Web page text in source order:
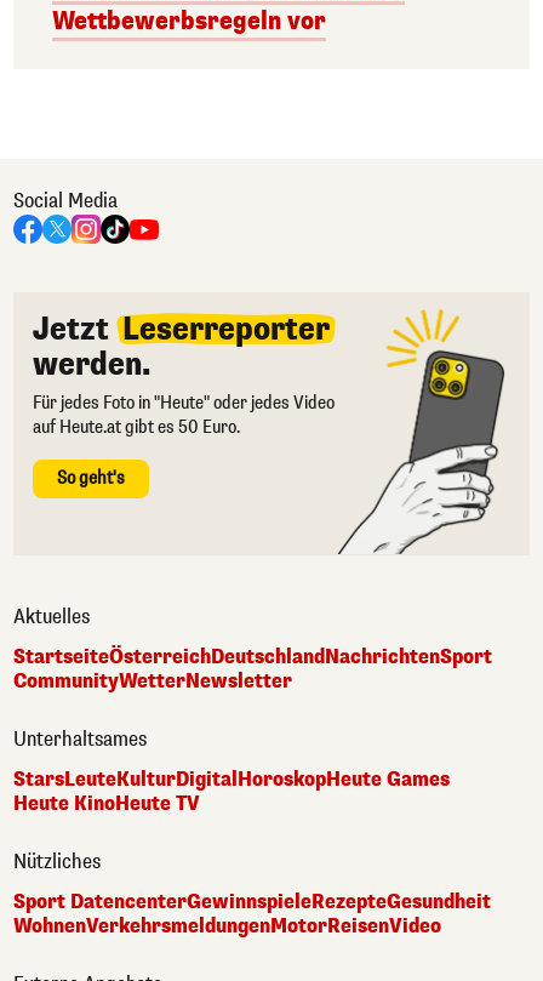
Wettbewerbsregeln vor
Social Media
Jetzt Leserreporter
werden.
Für jedes Foto in "Heute" oder jedes Video
auf Heute.at gibt es 50 Euro.
So geht's
Aktuelles
StartseiteÖsterreichDeutschlandNachrichtenSport
CommunityWetterNewsletter
Unterhaltsames
StarsLeuteKulturDigitalHoroskopHeute Games
Heute KinoHeute TV
Nützliches
Sport DatencenterGewinnspieleRezepteGesundheit
WohnenVerkehrsmeldungenMotorReisenVideo